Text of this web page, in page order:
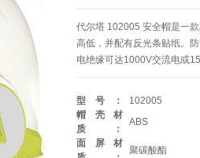
代尔塔 102005 安全帽是一
高低，并配有反光条贴纸。
电绝缘可达1000V交流电或
型号：
102005
帽壳材
质：
ABS
面屏材
聚碳酸酯